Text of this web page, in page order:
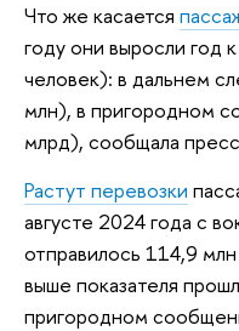
Что же касается
году они выросли год
человек): в дальнем
млн), в пригородном
млрд), сообщала
Растут перевозки
августе 2024 года с
отправилось 114,9
выше показателя
пригородном